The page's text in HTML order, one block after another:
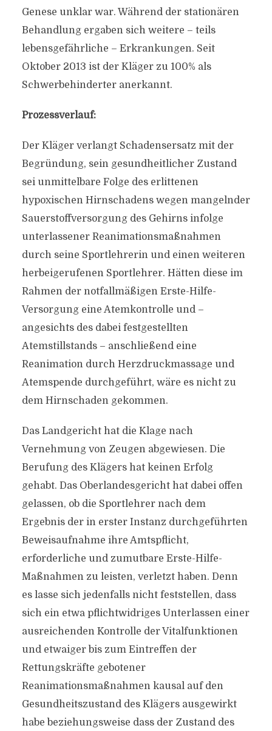
Genese unklar war. Während der stationären
Behandlung ergaben sich weitere – teils
lebensgefährliche – Erkrankungen. Seit
Oktober 2013 ist der Kläger zu 100% als
Schwerbehinderter anerkannt.
Prozessverlauf:
Der Kläger verlangt Schadensersatz mit der
Begründung, sein gesundheitlicher Zustand
sei unmittelbare Folge des erlittenen
hypoxischen Hirnschadens wegen mangelnder
Sauerstoffversorgung des Gehirns infolge
unterlassener Reanimationsmaßnahmen
durch seine Sportlehrerin und einen weiteren
herbeigerufenen Sportlehrer. Hätten diese im
Rahmen der notfallmäßigen Erste-Hilfe-
Versorgung eine Atemkontrolle und –
angesichts des dabei festgestellten
Atemstillstands – anschließend eine
Reanimation durch Herzdruckmassage und
Atemspende durchgeführt, wäre es nicht zu
dem Hirnschaden gekommen.
Das Landgericht hat die Klage nach
Vernehmung von Zeugen abgewiesen. Die
Berufung des Klägers hat keinen Erfolg
gehabt. Das Oberlandesgericht hat dabei offen
gelassen, ob die Sportlehrer nach dem
Ergebnis der in erster Instanz durchgeführten
Beweisaufnahme ihre Amtspflicht,
erforderliche und zumutbare Erste-Hilfe-
Maßnahmen zu leisten, verletzt haben. Denn
es lasse sich jedenfalls nicht feststellen, dass
sich ein etwa pflichtwidriges Unterlassen einer
ausreichenden Kontrolle der Vitalfunktionen
und etwaiger bis zum Eintreffen der
Rettungskräfte gebotener
Reanimationsmaßnahmen kausal auf den
Gesundheitszustand des Klägers ausgewirkt
habe beziehungsweise dass der Zustand des